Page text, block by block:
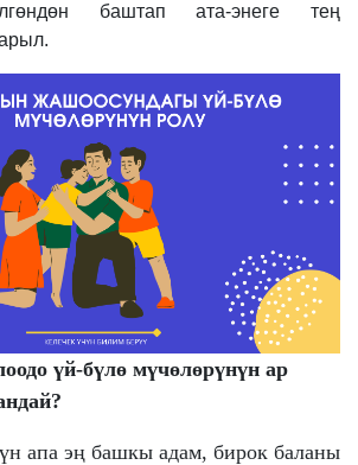
баштап ата-энеге тең
үй-бүлө мүчөлөрүнүн ар
апа эң башкы адам, бирок баланы